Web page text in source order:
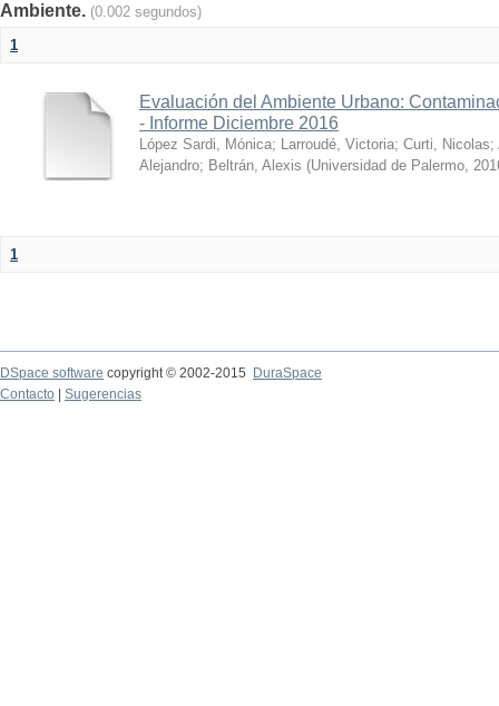
Ambiente. (0.002 segundos)
1
Evaluación del Ambiente Urbano:
- Informe Diciembre 2016
López Sardi, Mónica; Larroudé, Victoria; Curti, Nicolas;
Alejandro; Beltrán, Alexis (Universidad de Palermo,
1
DSpace software copyright © 2002-2015
DuraSpace
Contacto
Sugerencias